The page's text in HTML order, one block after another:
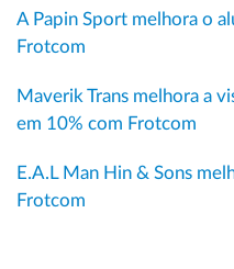
A Papin Sport melhora o
Frotcom
Maverik Trans melhora a
em 10% com Frotcom
E.A.L Man Hin & Sons
Frotcom